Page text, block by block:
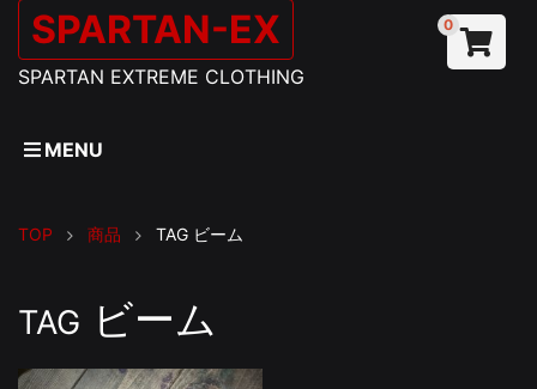
SPARTAN-EX
SPARTAN EXTREME CLOTHING
0
MENU
TOP 商品 TAG ビーム
TAG ビーム